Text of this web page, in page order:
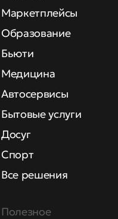
Маркетплейсы
Образование
Бьюти
Медицина
Автосервисы
Бытовые услуги
Досуг
Спорт
Все решения
Полезное